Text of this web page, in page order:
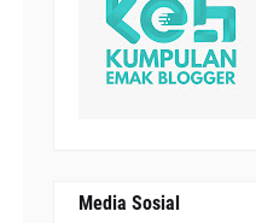
Media Sosial